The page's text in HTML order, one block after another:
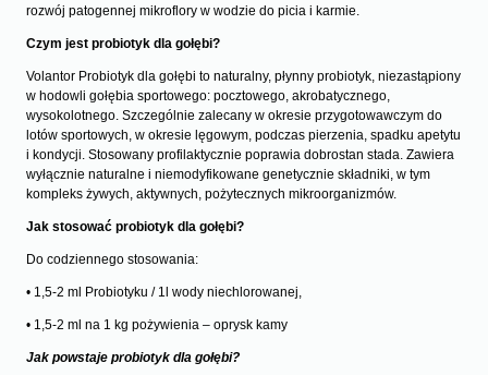
rozwój patogennej mikroflory w wodzie do picia i karmie.
Czym jest probiotyk dla gołębi?
Volantor Probiotyk dla gołębi to naturalny, płynny probiotyk, niezastąpiony
w hodowli gołębia sportowego: pocztowego, akrobatycznego,
wysokolotnego. Szczególnie zalecany w okresie przygotowawczym do
lotów sportowych, w okresie lęgowym, podczas pierzenia, spadku apetytu
i kondycji. Stosowany profilaktycznie poprawia dobrostan stada. Zawiera
wyłącznie naturalne i niemodyfikowane genetycznie składniki, w tym
kompleks żywych, aktywnych, pożytecznych mikroorganizmów.
Jak stosować probiotyk dla gołębi?
Do codziennego stosowania:
• 1,5-2 ml Probiotyku / 1l wody niechlorowanej,
• 1,5-2 ml na 1 kg pożywienia – oprysk kamy
Jak powstaje probiotyk dla gołębi?